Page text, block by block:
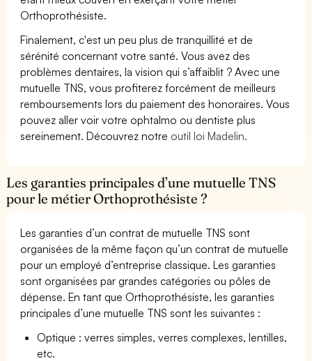
Orthoprothésiste.
Finalement, c'est un peu plus de tranquillité et de
sérénité concernant votre santé. Vous avez des
problèmes dentaires, la vision qui s’affaiblit ? Avec une
mutuelle TNS, vous profiterez forcément de meilleurs
remboursements lors du paiement des honoraires. Vous
pouvez aller voir votre ophtalmo ou dentiste plus
sereinement. Découvrez notre outil loi Madelin.
Les garanties principales d’une mutuelle TNS
pour le métier Orthoprothésiste ?
Les garanties d’un contrat de mutuelle TNS sont
organisées de la même façon qu’un contrat de mutuelle
pour un employé d’entreprise classique. Les garanties
sont organisées par grandes catégories ou pôles de
dépense. En tant que Orthoprothésiste, les garanties
principales d’une mutuelle TNS sont les suivantes :
Optique : verres simples, verres complexes, lentilles,
etc.